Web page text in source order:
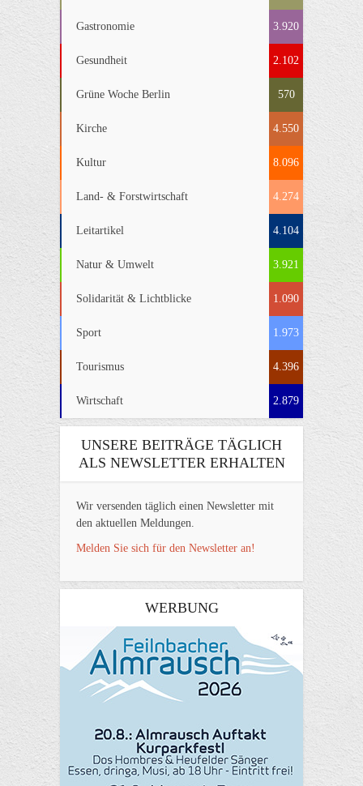
Gastronomie 3.920
Gesundheit 2.102
Grüne Woche Berlin 570
Kirche 4.550
Kultur 8.096
Land- & Forstwirtschaft 4.274
Leitartikel 4.104
Natur & Umwelt 3.921
Solidarität & Lichtblicke 1.090
Sport 1.973
Tourismus 4.396
Wirtschaft 2.879
UNSERE BEITRÄGE TÄGLICH
ALS NEWSLETTER ERHALTEN
Wir versenden täglich einen Newsletter mit
den aktuellen Meldungen.
Melden Sie sich für den Newsletter an!
WERBUNG